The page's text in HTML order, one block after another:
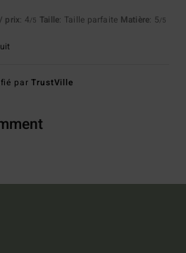
prix: 4/5 Taille: Taille parfaite Matière: 5/5
parTrustVille